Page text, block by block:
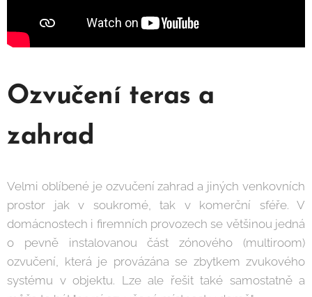
Ozvučení teras a
zahrad
Velmi oblíbené je ozvučení zahrad a jiných venkovních
prostor jak v soukromé, tak v komerční sféře. V
domácnostech i firemních provozech se většinou jedná
o pevně instalovanou část zónového (multiroom)
ozvučení, která je provázána se zbytkem zvukového
systému v objektu. Lze ale řešit také samostatně a